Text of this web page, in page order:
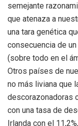
semejante
que atenaza a
una tara genética
consecuencia de
(sobre todo en el
Otros países de
no más liviana que
descorazonadoras
con una tasa de
Irlanda con el